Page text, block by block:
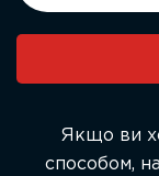
blank.
Якщо ви
способом,